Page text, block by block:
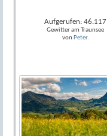
Aufgerufen: 46.117
Gewitter am Traunsee
von Peter.